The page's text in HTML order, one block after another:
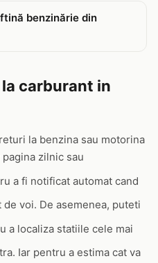
benzinărie din
carburant in
la benzina sau motorina
zilnic sau
a fi notificat automat cand
voi. De asemenea, puteti
a localiza statiile cele mai
Iar pentru a estima cat va